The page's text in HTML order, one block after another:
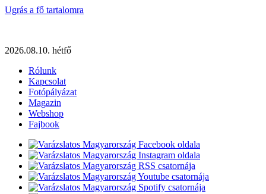
Ugrás a fő tartalomra
2026.08.10. hétfő
Rólunk
Kapcsolat
Fotópályázat
Magazin
Webshop
Fajbook